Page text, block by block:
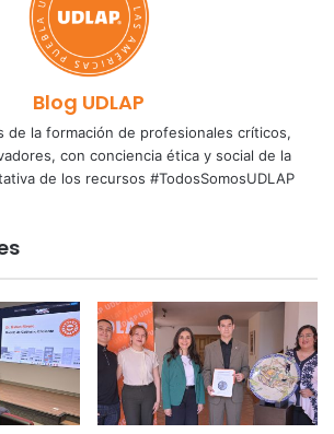
Blog UDLAP
de la formación de profesionales críticos,
con conciencia ética y social de la
de los recursos #TodosSomosUDLAP